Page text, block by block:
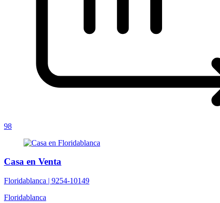
98
Casa en Venta
Floridablanca | 9254-10149
Floridablanca